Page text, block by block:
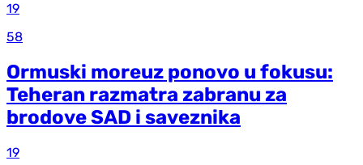
19
58
Ormuski moreuz ponovo u fokusu:
Teheran razmatra zabranu za
brodove SAD i saveznika
19